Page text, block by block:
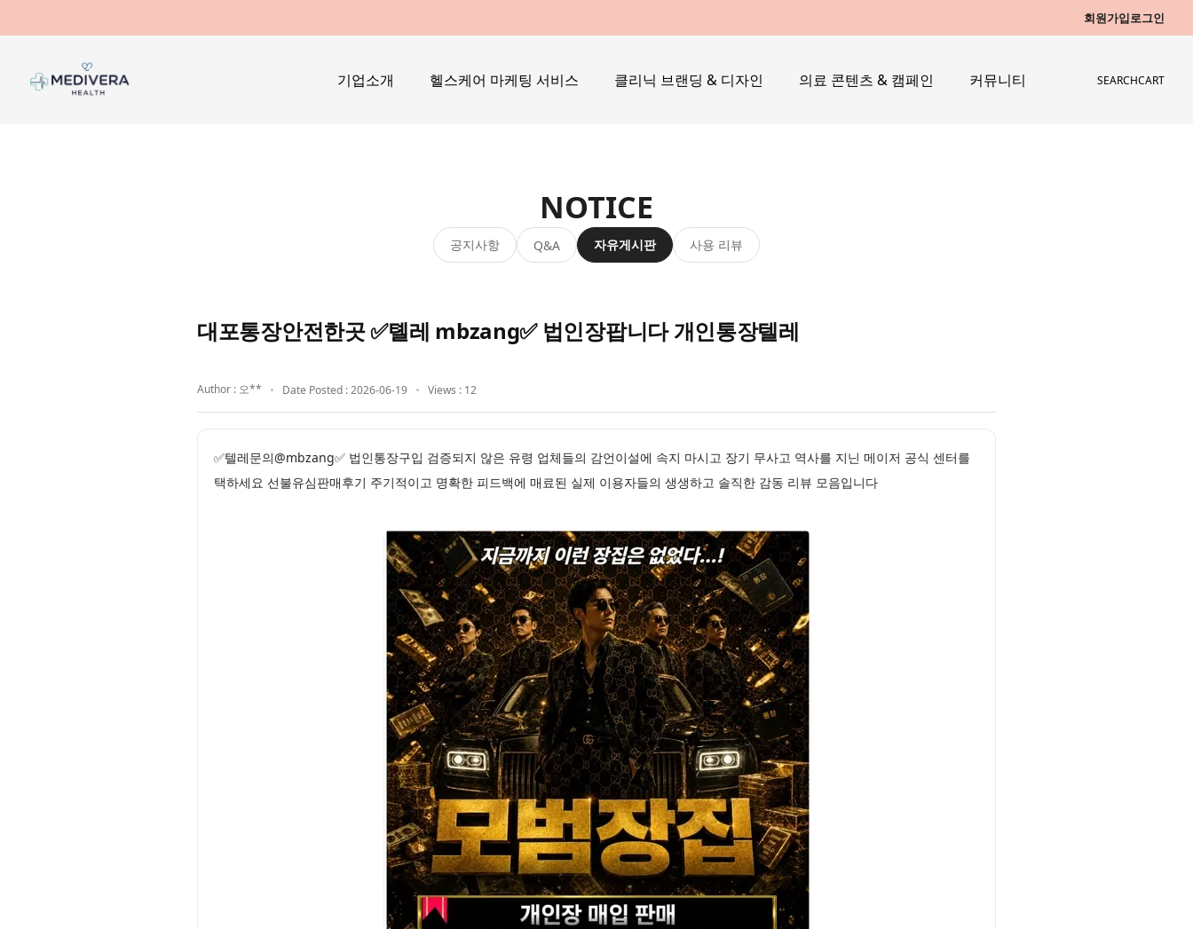
회원가입로그인
기업소개 헬스케어 마케팅 서비스 클리닉 브랜딩 & 디자인 의료 콘텐츠 & 캠페인 커뮤니티 SEARCHCART
NOTICE
공지사항 Q&A 자유게시판 사용 리뷰
대포통장안전한곳 ✅톌레 mbzang✅ 법인장팝니다 개인통장텔레
Author : 오** Date Posted : 2026-06-19 Views : 12
✅텔레문의@mbzang✅ 법인통장구입 검증되지 않은 유령 업체들의 감언이설에 속지 마시고 장기 무사고 역사를 지닌 메이저 공식 센터를
택하세요 선불유심판매후기 주기적이고 명확한 피드백에 매료된 실제 이용자들의 생생하고 솔직한 감동 리뷰 모음입니다